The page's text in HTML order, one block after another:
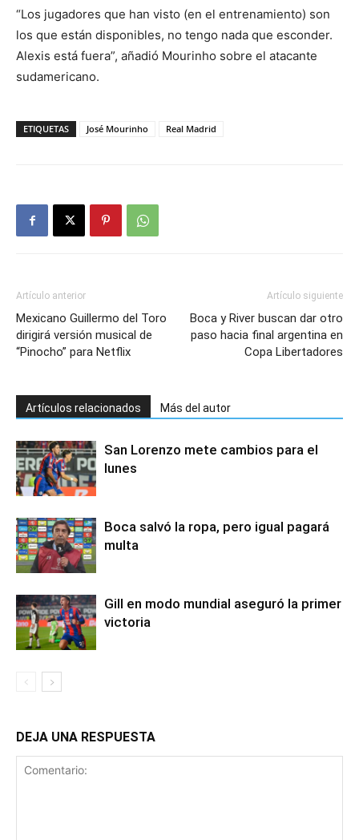
“Los jugadores que han visto (en el entrenamiento) son
los que están disponibles, no tengo nada que esconder.
Alexis está fuera”, añadió Mourinho sobre el atacante
sudamericano.
ETIQUETAS José Mourinho Real Madrid
Artículo anterior
Mexicano Guillermo del Toro
dirigirá versión musical de
“Pinocho” para Netflix
Artículo siguiente
Boca y River buscan dar otro
paso hacia final argentina en
Copa Libertadores
Artículos relacionados Más del autor
San Lorenzo mete cambios para el
lunes
Boca salvó la ropa, pero igual pagará
multa
Gill en modo mundial aseguró la primer
victoria
DEJA UNA RESPUESTA